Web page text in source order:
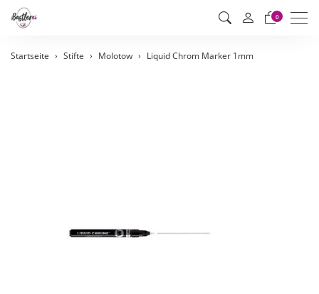
0
Startseite Stifte Molotow Liquid Chrom Marker 1mm